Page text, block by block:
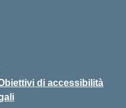
di accessibilità